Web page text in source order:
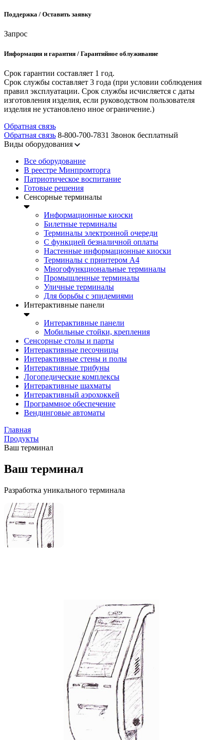
Поддержка / Оставить заявку
Запрос
Информация и гарантия / Гарантийное облуживание
Срок гарантии составляет 1 год.
Срок службы составляет 3 года (при условии соблюдения
правил эксплуатации. Срок службы исчисляется с даты
изготовления изделия, если руководством пользователя
изделия не установлено иное ограничение.)
Обратная связь
Обратная связь 8-800-700-7831 Звонок бесплатный
Виды оборудования
Все оборудование
В реестре Минпромторга
Патриотическое воспитание
Готовые решения
Сенсорные терминалы
Информационные киоски
Билетные терминалы
Терминалы электронной очереди
C функцией безналичной оплаты
Настенные информационные киоски
Терминалы с принтером А4
Многофункциональные терминалы
Промышленные терминалы
Уличные терминалы
Для борьбы с эпидемиями
Интерактивные панели
Интерактивные панели
Мобильные стойки, крепления
Сенсорные столы и парты
Интерактивные песочницы
Интерактивные стены и полы
Интерактивные трибуны
Логопедические комплексы
Интерактивные шахматы
Интерактивный аэрохоккей
Программное обеспечение
Вендинговые автоматы
Главная
Продукты
Ваш терминал
Ваш терминал
Разработка уникального терминала